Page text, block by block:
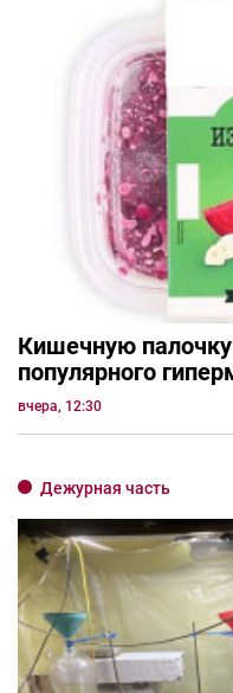
Кишечную
популярного
вчера, 12:30
Дежурная часть